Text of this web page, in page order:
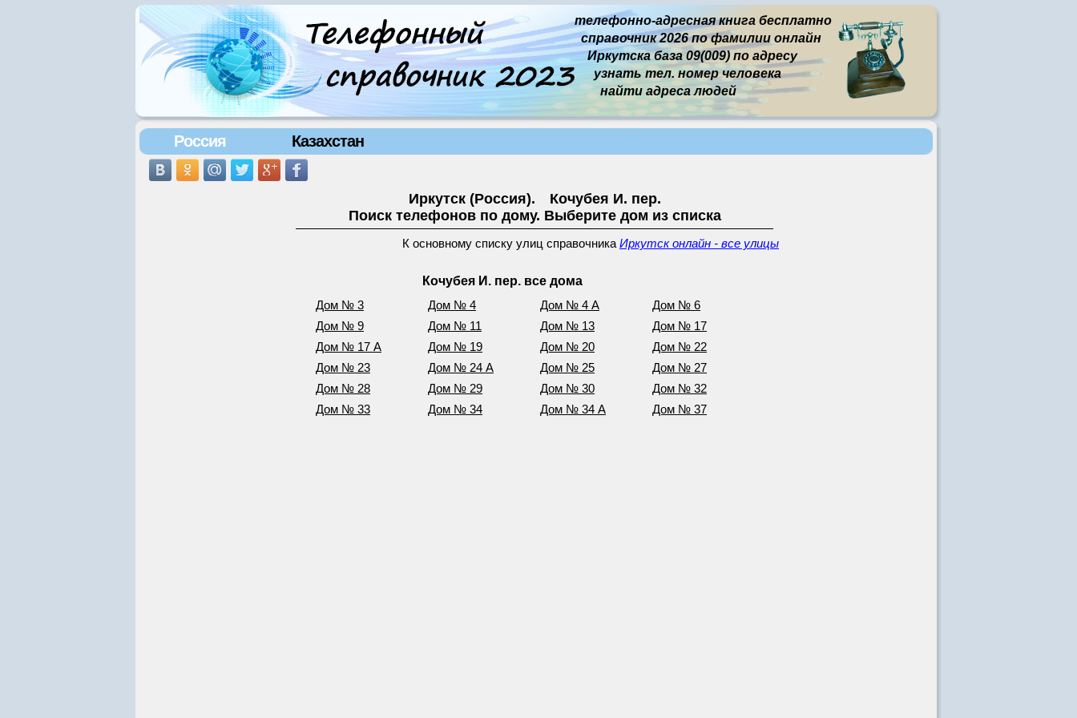
телефонно-адресная книга бесплатно
справочник 2026 по фамилии онлайн
Иркутска база 09(009) по адресу
узнать тел. номер человека
найти адреса людей
Россия Казахстан
Иркутск (Россия). Кочубея И. пер.
Поиск телефонов по дому. Выберите дом из списка
К основному списку улиц справочника Иркутск онлайн - все улицы
Кочубея И. пер. все дома
Дом № 3 Дом № 4 Дом № 4 А
Дом № 6
Дом № 9
Дом № 11 Дом № 13
Дом № 17
Дом № 17 А
Дом № 19 Дом № 20
Дом № 22
Дом № 23
Дом № 24 А Дом № 25
Дом № 27
Дом № 28
Дом № 29 Дом № 30
Дом № 32
Дом № 33
Дом № 34 Дом № 34 А Дом № 37